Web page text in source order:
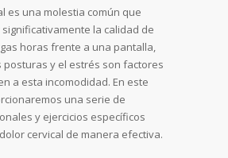
es una molestia común que
la calidad de
horas frente a una pantalla,
posturas y el estrés son factores
a esta incomodidad. En este
una serie de
y ejercicios específicos
cervical de manera efectiva.